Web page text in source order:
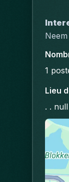
1
Lieu
. .